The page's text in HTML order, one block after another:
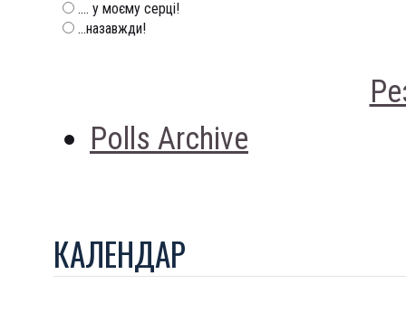
.... у моєму серці!
...назавжди!
Polls Archive
КАЛЕНДАР